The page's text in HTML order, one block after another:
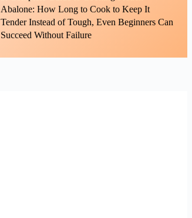
Abalone: How Long to Cook to Keep It
Tender Instead of Tough, Even Beginners Can
Succeed Without Failure